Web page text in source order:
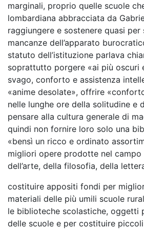
marginali, proprio quelle scuole
lombardiana abbracciata da
raggiungere e sostenere quasi per
mancanze dell’apparato
statuto dell’istituzione parlava
soprattutto porgere «ai più oscuri
svago, conforto e assistenza
«anime desolate», offrire
nelle lunghe ore della solitudine e
pensare alla cultura generale di
quindi non fornire loro solo una
«bensì un ricco e ordinato
migliori opere prodotte nel campo
dell’arte, della filosofia, della
costituire appositi fondi per
materiali delle più umili scuole
le biblioteche scolastiche, oggetti
delle scuole e per costituire piccoli